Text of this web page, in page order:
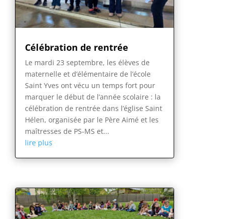
Célébration de rentrée
Le mardi 23 septembre, les élèves de
maternelle et d’élémentaire de l’école
Saint Yves ont vécu un temps fort pour
marquer le début de l’année scolaire : la
célébration de rentrée dans l’église Saint
Hélen, organisée par le Père Aimé et les
maîtresses de PS-MS et...
lire plus